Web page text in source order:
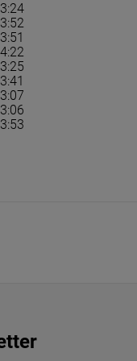
II (BABY
zł
3:24
3:52
3:51
4:22
3:25
3:41
3:07
3:06
3:53